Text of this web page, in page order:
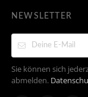
NEWSLETTER
Sie können sich
abmelden.